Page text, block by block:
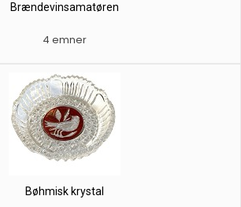
Brændevinsamatøren
4 emner
Bøhmisk krystal